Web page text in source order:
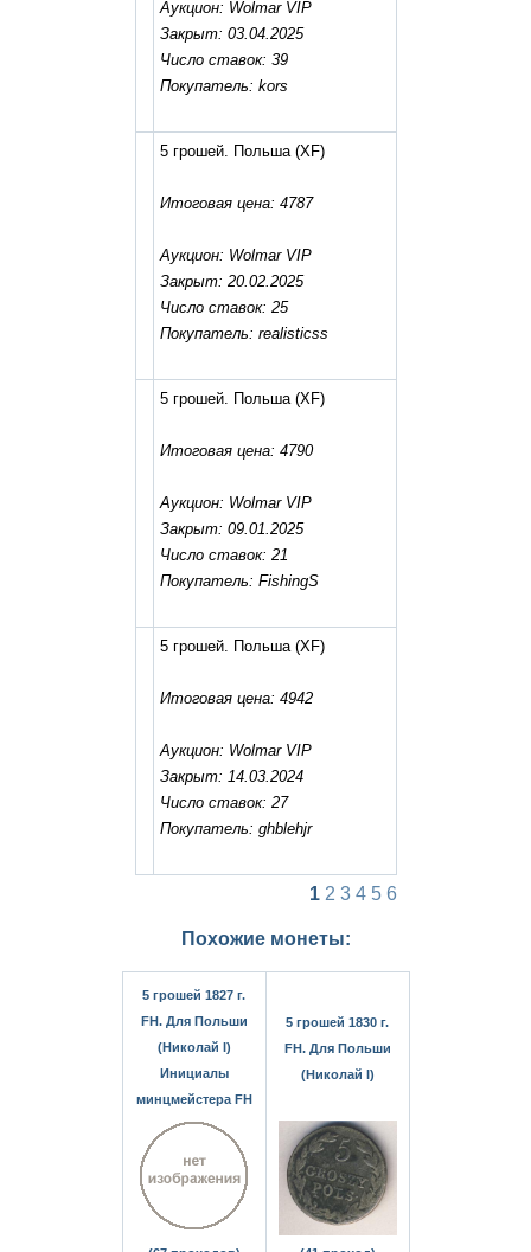
Аукцион: Wolmar VIP
Закрыт: 03.04.2025
Число ставок: 39
Покупатель: kors
5 грошей. Польша(XF)
Итоговая цена: 4787
Аукцион: Wolmar VIP
Закрыт: 20.02.2025
Число ставок: 25
Покупатель: realisticss
5 грошей. Польша(XF)
Итоговая цена: 4790
Аукцион: Wolmar VIP
Закрыт: 09.01.2025
Число ставок: 21
Покупатель: FishingS
5 грошей. Польша(XF)
Итоговая цена: 4942
Аукцион: Wolmar VIP
Закрыт: 14.03.2024
Число ставок: 27
Покупатель: ghblehjr
1 2 3 4 5 6
Похожие монеты:
5 грошей 1827 г.
FH. Для Польши
(Николай I)
Инициалы
минцмейстера FH
5 грошей 1830 г.
FH. Для Польши
(Николай I)